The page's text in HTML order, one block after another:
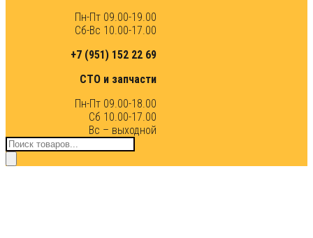
Пн-Пт 09.00-19.00
Сб-Вс 10.00-17.00
+7 (951) 152 22 69
СТО и запчасти
Пн-Пт 09.00-18.00
Сб 10.00-17.00
Вс – выходной
Поиск
товаров